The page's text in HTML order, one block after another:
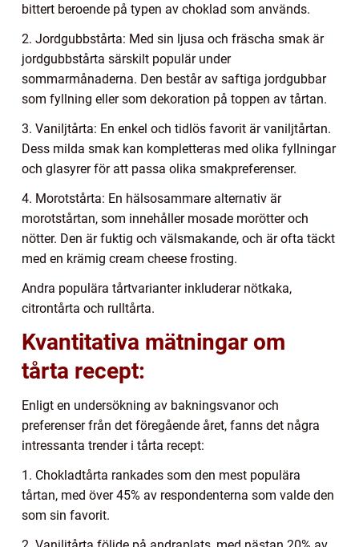
bittert beroende på typen av choklad som används.
2. Jordgubbstårta: Med sin ljusa och fräscha smak är
jordgubbstårta särskilt populär under
sommarmånaderna. Den består av saftiga jordgubbar
som fyllning eller som dekoration på toppen av tårtan.
3. Vaniljtårta: En enkel och tidlös favorit är vaniljtårtan.
Dess milda smak kan kompletteras med olika fyllningar
och glasyrer för att passa olika smakpreferenser.
4. Morotstårta: En hälsosammare alternativ är
morotstårtan, som innehåller mosade morötter och
nötter. Den är fuktig och välsmakande, och är ofta täckt
med en krämig cream cheese frosting.
Andra populära tårtvarianter inkluderar nötkaka,
citrontårta och rulltårta.
Kvantitativa mätningar om
tårta recept:
Enligt en undersökning av bakningsvanor och
preferenser från det föregående året, fanns det några
intressanta trender i tårta recept:
1. Chokladtårta rankades som den mest populära
tårtan, med över 45% av respondenterna som valde den
som sin favorit.